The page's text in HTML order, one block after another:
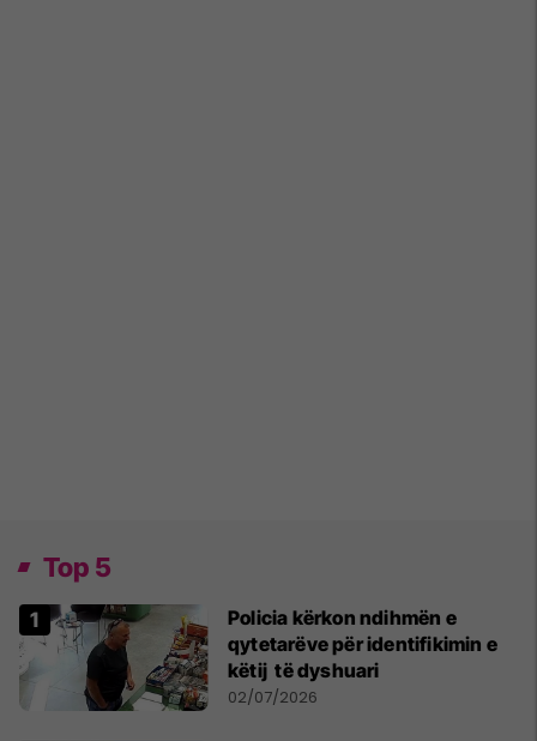
Top 5
Policia kërkon ndihmën e
qytetarëve për identifikimin e
këtij të dyshuari
02/07/2026